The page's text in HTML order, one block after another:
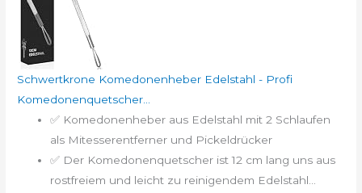
Schwertkrone Komedonenheber Edelstahl - Profi
Komedonenquetscher...
✅ Komedonenheber aus Edelstahl mit 2 Schlaufen
als Mitesserentferner und Pickeldrücker
✅ Der Komedonenquetscher ist 12 cm lang uns aus
rostfreiem und leicht zu reinigendem Edelstahl...